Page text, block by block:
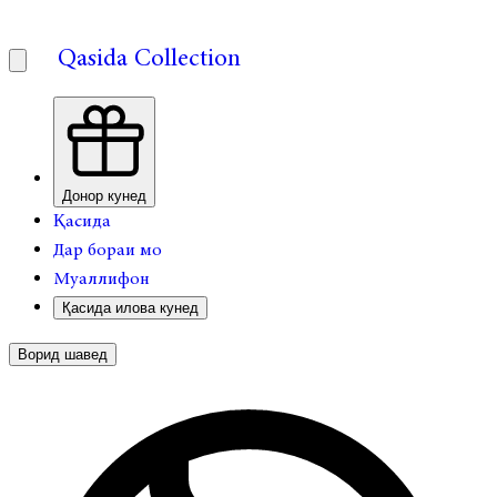
Qasida Collection
Донор кунед
Қасида
Дар бораи мо
Муаллифон
Қасида илова кунед
Ворид шавед